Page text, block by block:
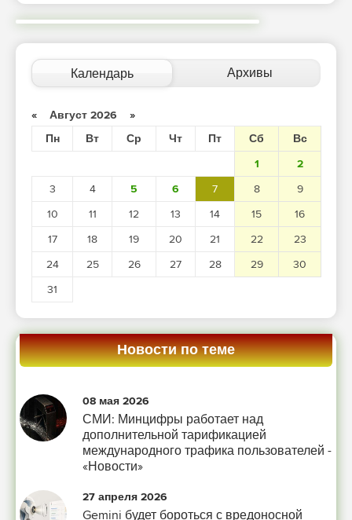
Календарь Архивы
« Август 2026 »
Пн
Вт Ср Чт Пт Сб
Вс
1
2
3
4 5 6 7 8
9
10
11 12 13 14 15
16
17
18 19 20 21 22
23
24
25 26 27 28 29
30
31
Новости по теме
08 мая 2026
СМИ: Минцифры работает над
дополнительной тарификацией
международного трафика пользователей -
«Новости»
27 апреля 2026
Gemini будет бороться с вредоносной